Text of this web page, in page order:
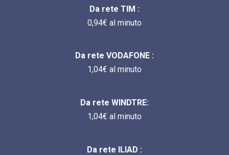
Da rete TIM :
0,94€ al minuto
Da rete VODAFONE :
1,04€ al minuto
Da rete WINDTRE:
1,04€ al minuto
Da rete ILIAD :